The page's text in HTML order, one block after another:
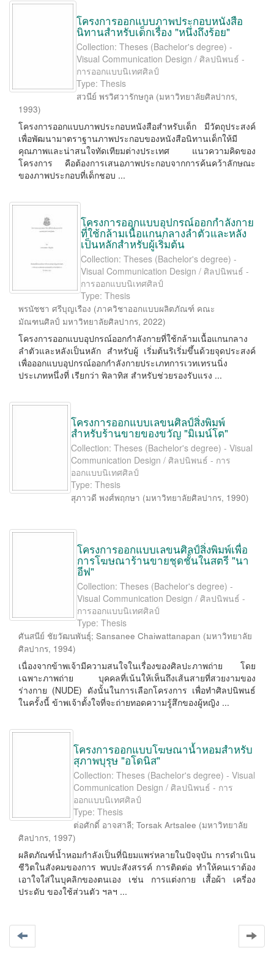
โครงการออกแบบภาพประกอบหนังสือ
นิทานสำหรับเด็กเรื่อง "หนึ่งถึงร้อย"
Collection: Theses (Bachelor's degree) -
Visual Communication Design / ศิลปนิพนธ์ -
การออกแบบนิเทศศิลป์
Type: Thesis
สวนีย์ พรวิศวารักษกูล (มหาวิทยาลัยศิลปากร,
1993)
โครงการออกแบบภาพประกอบหนังสือสำหรับเด็ก มีวัตถุประสงค์
เพื่อพัฒนามาตราฐานภาพประกอบของหนังสือนิทานเด็กให้มี
คุณภาพและน่าสนใจทัดเทียมต่างประเทศ แนวความคิดของ
โครงการ คือต้องการเสนอภาพประกอบจากการค้นคว้าลักษณะ
ของภาพประกอบที่เด็กชอบ ...
โครงการออกแบบอุปกรณ์ออกกำลังกาย
ที่ใช้กล้ามเนื้อแกนกลางลำตัวและหลัง
เป็นหลักสำหรับผู้เริ่มต้น
Collection: Theses (Bachelor's degree) -
Visual Communication Design / ศิลปนิพนธ์ -
การออกแบบนิเทศศิลป์
Type: Thesis
พรนัชชา ศรีบุญเรือง (ภาควิชาออกแบบผลิตภัณฑ์ คณะ
มัณฑนศิลป์ มหาวิทยาลัยศิลปากร, 2022)
โครงการออกแบบอุปกรณ์ออกกำลังกายที่ใช้กล้ามเนื้อแกนกลาง
ลำตัวและหลังเป็นหลัก สำหรับผู้ เริ่มต้นริเริ่มขึ้นด้วยจุดประสงค์
เพื่อออกแบบอุปกรณ์ออกกำลังกายประเภทการเวทเทรนนิ่ง
ประเภทหนึ่งที่ เรียกว่า พิลาทิส สำหรับช่วยรองรับแรง ...
โครงการออกแบบเลขนศิลป์สิ่งพิมพ์
สำหรับร้านขายของขวัญ "มิเมน์โต"
Collection: Theses (Bachelor's degree) - Visual
Communication Design / ศิลปนิพนธ์ - การ
ออกแบบนิเทศศิลป์
Type: Thesis
สุภาวดี พงศ์พฤกษา (มหาวิทยาลัยศิลปากร, 1990)
โครงการออกแบบเลขนศิลป์สิ่งพิมพ์เพื่อ
การโฆษณาร้านขายชุดชั้นในสตรี "นา
อีฟ"
Collection: Theses (Bachelor's degree) -
Visual Communication Design / ศิลปนิพนธ์ -
การออกแบบนิเทศศิลป์
Type: Thesis
ศันสนีย์ ชัยวัฒนพันธุ์; Sansanee Chaiwattanapan (มหาวิทยาลัย
ศิลปากร, 1994)
เนื่องจากข้าพเจ้ามีความสนใจในเรื่องของศิลปะภาพถ่าย โดย
เฉพาะภาพถ่าย บุคคลที่เน้นให้เห็นถึงเส้นสายที่สวยงามของ
ร่างกาย (NUDE) ดังนั้นในการเลือกโครงการ เพื่อทำศิลปนิพนธ์
ในครั้งนี้ ข้าพเจ้าตั้งใจที่จะถ่ายทอดความรู้สึกของผู้หญิง ...
โครงการออกแบบโฆษณาน้ำหอมสำหรับ
สุภาพบุรุษ "อโดนิส"
Collection: Theses (Bachelor's degree) - Visual
Communication Design / ศิลปนิพนธ์ - การ
ออกแบบนิเทศศิลป์
Type: Thesis
ต่อศักดิ์ อาจสาลี;Torsak Artsalee (มหาวิทยาลัย
ศิลปากร, 1997)
ผลิตภัณฑ์น้ำหอมกำลังเป็นที่นิยมแพร่หลายในปัจจุบัน การดำเนิน
ชีวิตในสังคมของการ พบปะสังสรรค์ การติดต่อ ทำให้คนเราต้อง
เอาใจใส่ในบุคลิกของตนเอง เช่น การแต่งกาย เสื้อผ้า เครี่อง
ประดับ ของใช้ส่วนตัว ฯลฯ ...